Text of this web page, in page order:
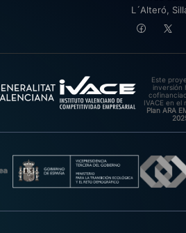
L´Alteró,
Este
inversión
IVACE en el
Plan ARA